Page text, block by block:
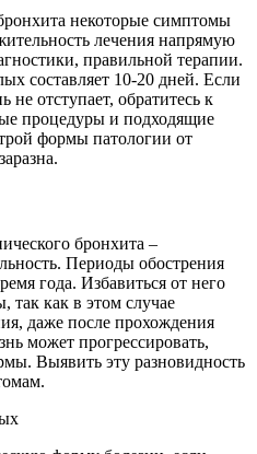
некоторые симптомы
лечения напрямую
правильной терапии.
составляет 10-20 дней. Если
не отступает, обратитесь к
процедуры и подходящие
формы патологии от
бронхита –
Периоды обострения
года. Избавиться от него
так как в этом случае
даже после прохождения
может прогрессировать,
Выявить эту разновидность